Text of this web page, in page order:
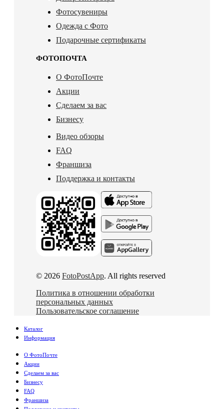
Фотосувениры
Одежда с Фото
Подарочные сертификаты
ФОТОПОЧТА
О ФотоПочте
Акции
Сделаем за вас
Бизнесу
Видео обзоры
FAQ
Франшиза
Поддержка и контакты
© 2026 FotoPostApp. All rights reserved
Политика в отношении обработки
персональных данных
Пользовательское соглашение
Каталог
Информация
О ФотоПочте
Акции
Сделаем за вас
Бизнесу
FAQ
Франшиза